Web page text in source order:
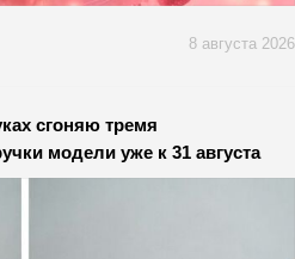
8 августа 2026
сгоняю тремя
модели уже к 31 августа